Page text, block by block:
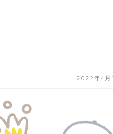
2022年4月